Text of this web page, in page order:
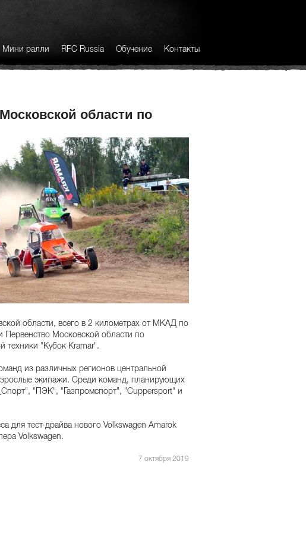
Мини ралли RFC Russia Обучение Контакты
области по
области, всего в 2 километрах от МКАД по
Московской области по
техники "Кубок Kramar".
из различных регионов центральной
экипажи. Среди команд, планирующих
"ПЭК", "Газпромспорт", "Cuppersport" и
для тест-драйва нового Volkswagen Amarok
Volkswagen.
7 октября 2019